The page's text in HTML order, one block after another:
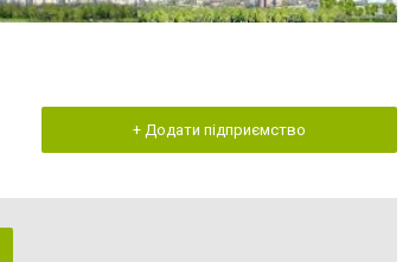
+ Додати підприємство